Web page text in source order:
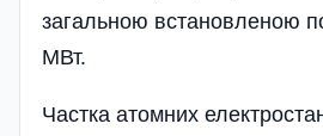
загальною встановленою
МВт.
Частка атомних